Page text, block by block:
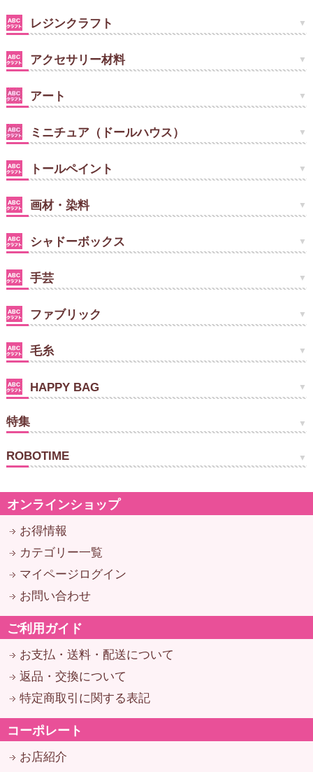
レジンクラフト
アクセサリー材料
アート
ミニチュア（ドールハウス）
トールペイント
画材・染料
シャドーボックス
手芸
ファブリック
毛糸
HAPPY BAG
特集
ROBOTIME
オンラインショップ
お得情報
カテゴリー一覧
マイページログイン
お問い合わせ
ご利用ガイド
お支払・送料・配送について
返品・交換について
特定商取引に関する表記
コーポレート
お店紹介